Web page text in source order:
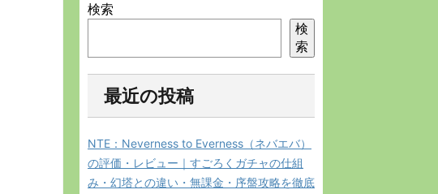
検索
検
索
最近の投稿
NTE：Neverness to Everness（ネバエバ）
の評価・レビュー｜すごろくガチャの仕組
み・幻塔との違い・無課金・序盤攻略を徹底